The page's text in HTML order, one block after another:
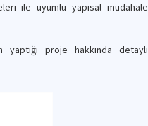
ile uyumlu yapısal müdahale
proje hakkında detaylı